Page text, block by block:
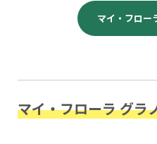
マイ・フロー
マイ・フローラ グラ